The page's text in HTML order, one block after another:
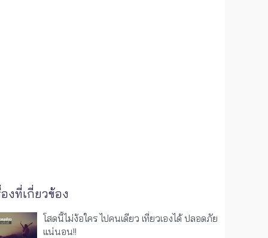
องที่เกี่ยวข้อง
โสดนี้ไม่ง้อใคร ไปคนเดียว เที่ยวเองได้ ปลอดภัย
แน่นอน!!